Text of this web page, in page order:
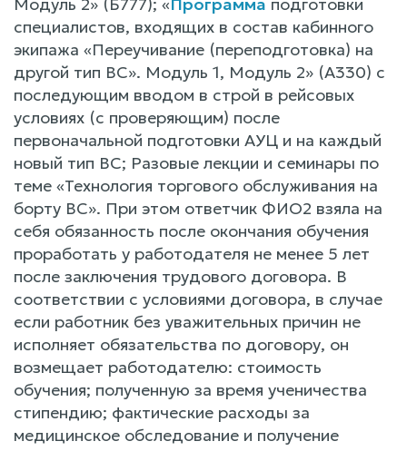
специалистов, входящих в состав кабинного
экипажа «Переучивание (переподготовка) на
другой тип ВС». Модуль 1, Модуль 2» (А330) с
последующим вводом в строй в рейсовых
условиях (с проверяющим) после
первоначальной подготовки АУЦ и на каждый
новый тип ВС; Разовые лекции и семинары по
теме «Технология торгового обслуживания на
борту ВС». При этом ответчик ФИО2 взяла на
себя обязанность после окончания обучения
проработать у работодателя не менее 5 лет
после заключения трудового договора. В
соответствии с условиями договора, в случае
если работник без уважительных причин не
исполняет обязательства по договору, он
возмещает работодателю: стоимость
обучения; полученную за время ученичества
стипендию; фактические расходы за
медицинское обследование и получение